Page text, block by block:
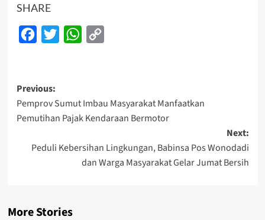
SHARE
Facebook
Twitter WhatsApp
Post
navigation
Previous:
Pemprov Sumut Imbau Masyarakat Manfaatkan
Pemutihan Pajak Kendaraan Bermotor
Next:
Peduli Kebersihan Lingkungan, Babinsa Pos Wonodadi
dan Warga Masyarakat Gelar Jumat Bersih
More Stories